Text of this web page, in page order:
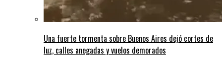
Una fuerte tormenta sobre Buenos Aires dejó cortes de
luz, calles anegadas y vuelos demorados